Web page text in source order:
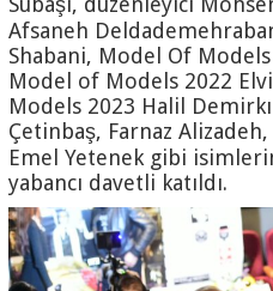
Afsaneh
Shabani, Model Of
Model of Models 2022
Models 2023 Halil
Çetinbaş, Farnaz
Emel Yetenek gibi
yabancı davetli katıldı.